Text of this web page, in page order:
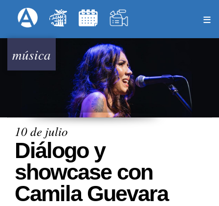
al
principal
Menú Superior
música
10 de julio
Diálogo y
showcase con
Camila Guevara